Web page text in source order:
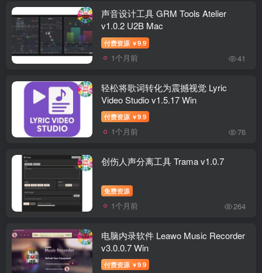
声音设计工具 GRM Tools Atelier
v1.0.2 U2B Mac
付费资源 ￥9.9
1个月前 41
轻松将歌词转化为震撼视觉 Lyric
Video Studio v1.5.17 Win
付费资源 ￥9.9
1个月前 76
创伤人声分离工具 Trama v1.0.7
免费资源
1个月前 264
电脑内录软件 Leawo Music Recorder
v3.0.0.7 Win
付费资源 ￥9.9